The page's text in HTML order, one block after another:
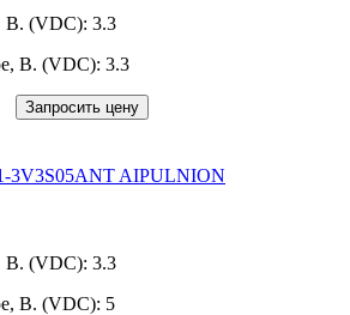
В. (VDC): 3.3
В. (VDC): 3.3
Запросить цену
3V3S05ANT AIPULNION
В. (VDC): 3.3
В. (VDC): 5